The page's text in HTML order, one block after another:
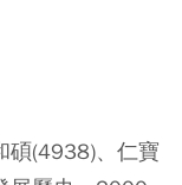
碩(4938)、仁寶